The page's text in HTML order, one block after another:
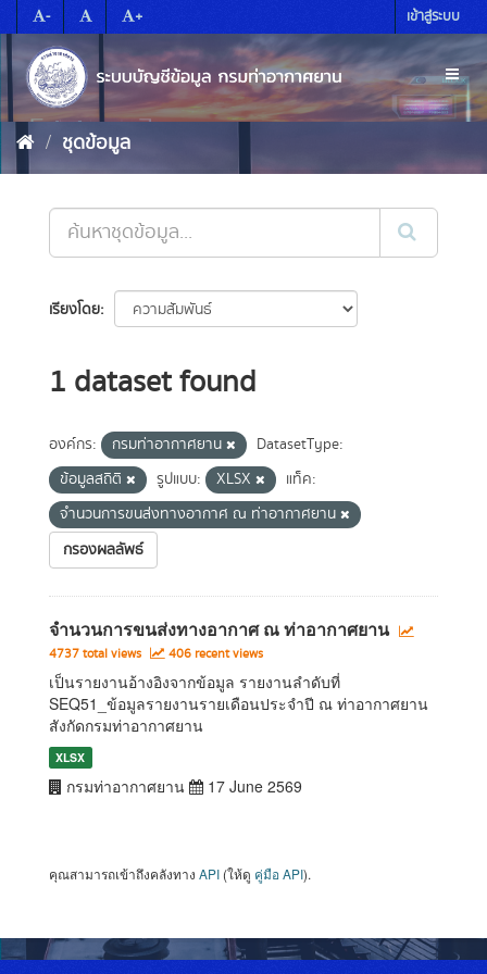
to
content
- + เข้าสู่ระบบ
ชุดข้อมูล
เรียงโดย
1 dataset found
องค์กร: กรมท่าอากาศยาน
DatasetType:
ข้อมูลสถิติ
รูปแบบ: XLSX
แท็ค:
จำนวนการขนส่งทางอากาศ ณ ท่าอากาศยาน
กรองผลลัพธ์
จำนวนการขนส่งทางอากาศ ณ ท่าอากาศยาน
4737 total views 406 recent views
เป็นรายงานอ้างอิงจากข้อมูล รายงานลำดับที่
SEQ51_ข้อมูลรายงานรายเดือนประจำปี ณ ท่าอากาศยาน
สังกัดกรมท่าอากาศยาน
XLSX
กรมท่าอากาศยาน 17 June 2569
คุณสามารถเข้าถึงคลังทาง API (ให้ดู คู่มือ API).